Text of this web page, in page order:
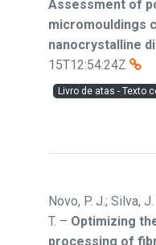
Assessment of
micromouldings
nanocrystalline
15T12:54:24Z
Livro de atas - Texto
Novo, P. J.; Silva,
T. – Optimizing
processing of